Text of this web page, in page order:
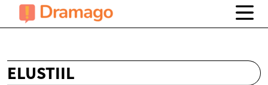
ELUSTIIL